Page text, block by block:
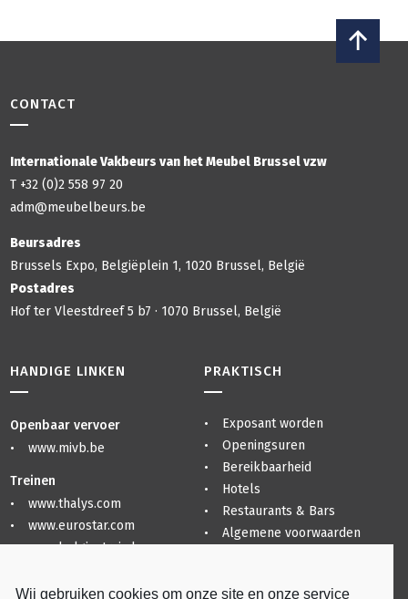
CONTACT
Internationale Vakbeurs van het Meubel Brussel vzw
T +32 (0)2 558 97 20
adm@meubelbeurs.be
Beursadres
Brussels Expo, Belgiëplein 1, 1020 Brussel, België
Postadres
Hof ter Vleestdreef 5 b7 · 1070 Brussel, België
HANDIGE LINKEN
Openbaar vervoer
www.mivb.be
Treinen
www.thalys.com
www.eurostar.com
www.belgiantrain.be
PRAKTISCH
Exposant worden
Openingsuren
Bereikbaarheid
Hotels
Restaurants & Bars
Algemene voorwaarden
Wij gebruiken cookies om onze site en onze service